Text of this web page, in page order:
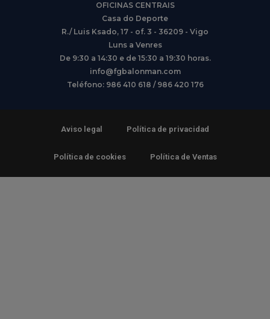
OFICINAS CENTRAIS
Casa do Deporte
R./ Luis Ksado, 17 - of. 3 - 36209 - Vigo
Luns a Venres
De 9:30 a 14:30 e de 15:30 a 19:30 horas.
info@fgbalonman.com
Teléfono: 986 410 618 / 986 420 176
Aviso legal Política de privacidad
Política de cookies Política de Ventas